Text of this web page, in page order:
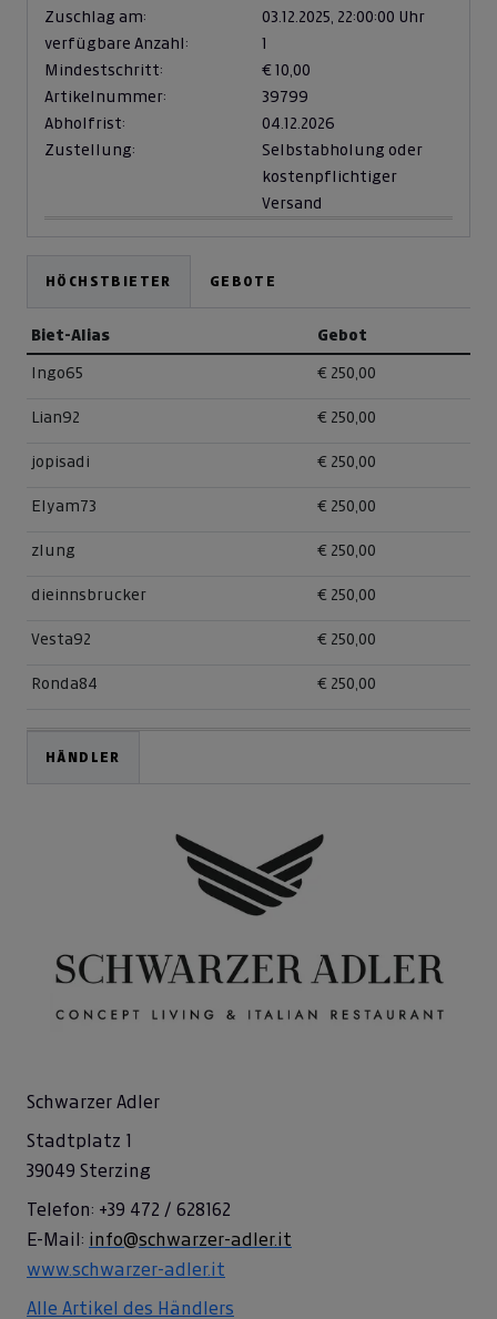
Zuschlag am: 03.12.2025, 22:00:00 Uhr
verfügbare Anzahl:
1
Mindestschritt:
€ 10,00
Artikelnummer:
39799
Abholfrist:
04.12.2026
Zustellung:
Selbstabholung oder
kostenpflichtiger
Versand
HÖCHSTBIETER GEBOTE
Biet-Alias Gebot
Ingo65 € 250,00
Lian92 € 250,00
jopisadi € 250,00
Elyam73 € 250,00
zlung € 250,00
dieinnsbrucker € 250,00
Vesta92 € 250,00
Ronda84 € 250,00
HÄNDLER
Schwarzer Adler
Stadtplatz 1
39049 Sterzing
Telefon: +39 472 / 628162
E-Mail: info@schwarzer-adler.it
www.schwarzer-adler.it
Alle Artikel des Händlers